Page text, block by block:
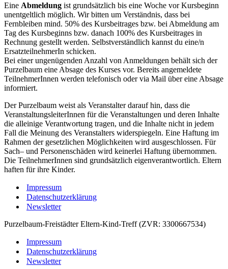
Eine Abmeldung ist grundsätzlich bis eine Woche vor Kursbeginn
unentgeltlich möglich. Wir bitten um Verständnis, dass bei
Fernbleiben mind. 50% des Kursbeitrages bzw. bei Abmeldung am
Tag des Kursbeginns bzw. danach 100% des Kursbeitrages in
Rechnung gestellt werden. Selbstverständlich kannst du eine/n
ErsatzteilnehmerIn schicken.
Bei einer ungenügenden Anzahl von Anmeldungen behält sich der
Purzelbaum eine Absage des Kurses vor. Bereits angemeldete
TeilnehmerInnen werden telefonisch oder via Mail über eine Absage
informiert.
Der Purzelbaum weist als Veranstalter darauf hin, dass die
VeranstaltungsleiterInnen für die Veranstaltungen und deren Inhalte
die alleinige Verantwortung tragen, und die Inhalte nicht in jedem
Fall die Meinung des Veranstalters widerspiegeln. Eine Haftung im
Rahmen der gesetzlichen Möglichkeiten wird ausgeschlossen. Für
Sach– und Personenschäden wird keinerlei Haftung übernommen.
Die TeilnehmerInnen sind grundsätzlich eigenverantwortlich. Eltern
haften für ihre Kinder.
Impressum
Datenschutzerklärung
Newsletter
Purzelbaum-Freistädter Eltern-Kind-Treff (ZVR: 3300667534)
Impressum
Datenschutzerklärung
Newsletter